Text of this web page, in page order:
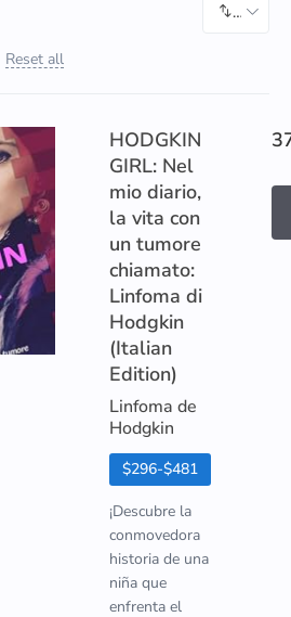
Reset all
HODGKIN
GIRL: Nel
mio diario,
la vita con
un tumore
chiamato:
Linfoma di
Hodgkin
(Italian
Edition)
Linfoma de
Hodgkin
$296-$481
¡Descubre la
conmovedora
historia de una
niña que
enfrenta el